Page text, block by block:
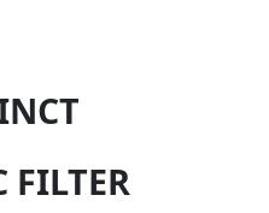
FILTER